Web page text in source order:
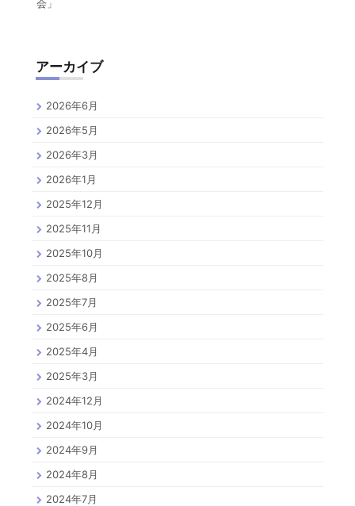
会」
アーカイブ
2026年6月
2026年5月
2026年3月
2026年1月
2025年12月
2025年11月
2025年10月
2025年8月
2025年7月
2025年6月
2025年4月
2025年3月
2024年12月
2024年10月
2024年9月
2024年8月
2024年7月